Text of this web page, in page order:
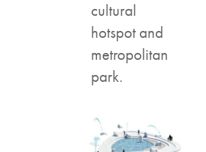
cultural
hotspot and
metropolitan
park.